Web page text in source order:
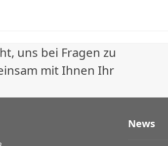
uns bei Fragen zu
mit Ihnen Ihr
News